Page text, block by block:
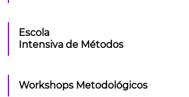
Escola
Intensiva de Métodos
Workshops Metodológicos